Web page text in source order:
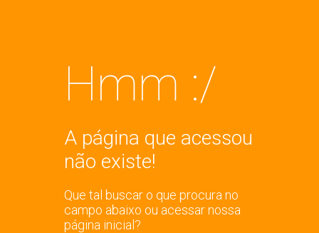
Hmm :/
A página que acessou
não existe!
Que tal buscar o que procura no
campo abaixo ou acessar nossa
página inicial?